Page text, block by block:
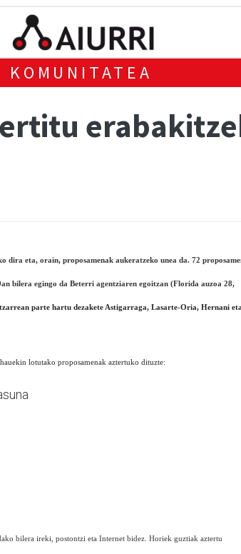
KOMUNITATEA
eta, orain, proposamenak aukeratzeko unea da. 72
bilera egingo da Beterri agentziaren egoitzan (Florida auzoa 28,
parte hartu dezakete Astigarraga, Lasarte-Oria, Hernani eta
lotutako proposamenak aztertuko dituzte:
bilera ireki, postontzi eta Internet bidez. Horiek guztiak aztertu